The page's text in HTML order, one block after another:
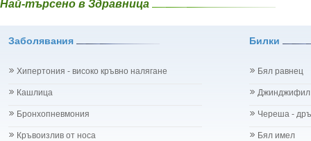
Най-търсено в Здравница
Заболявания Билки
Хипертония - високо кръвно налягане
Кашлица
Бронхопневмония
Кръвоизлив от носа
Бял равнец
Джинджифил
Череша -
Бял имел